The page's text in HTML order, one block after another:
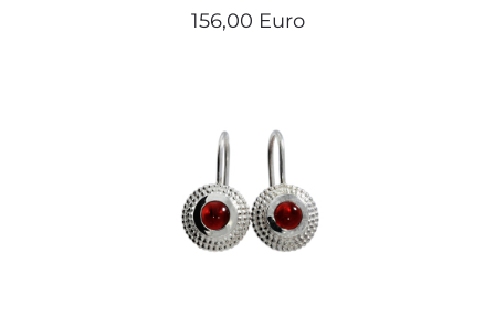
156,00 Euro